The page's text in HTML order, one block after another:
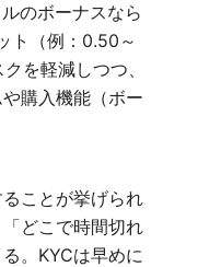
のボーナスなら
ト（例：0.50～
を軽減しつつ、
購入機能（ボー
ことが挙げられ
どこで時間切れ
。KYCは早めに